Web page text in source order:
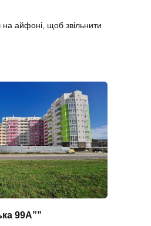
на айфоні, щоб звільнити
99А””